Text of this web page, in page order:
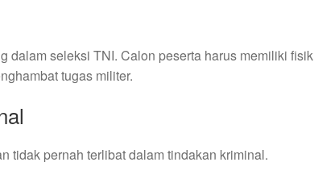
dalam seleksi TNI. Calon peserta harus memiliki fisik
tugas militer.
tidak pernah terlibat dalam tindakan kriminal.